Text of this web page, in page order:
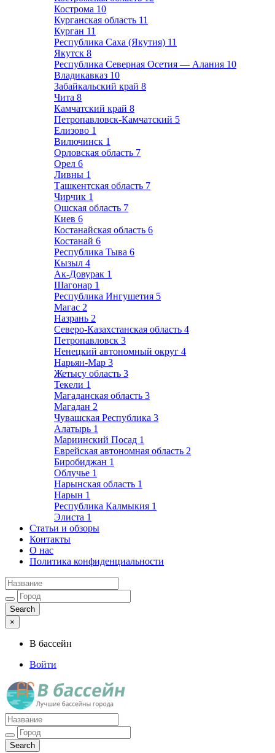
Кострома 10
Курганская область 11
Курган 11
Республика Саха (Якутия) 11
Якутск 8
Республика Северная Осетия — Алания 10
Владикавказ 10
Забайкальский край 8
Чита 8
Камчатский край 8
Петропавловск-Камчатский 5
Елизово 1
Вилючинск 1
Орловская область 7
Орел 6
Ливны 1
Ташкентская область 7
Чирчик 1
Ошская область 7
Киев 6
Костанайская область 6
Костанай 6
Республика Тыва 6
Кызыл 4
Ак-Довурак 1
Шагонар 1
Республика Ингушетия 5
Магас 2
Назрань 2
Северо-Казахстанская область 4
Петропавловск 3
Ненецкий автономный округ 4
Нарьян-Мар 3
Жетысу область 3
Текели 1
Магаданская область 3
Магадан 2
Чувашская Республика 3
Алатырь 1
Мариинский Посад 1
Еврейская автономная область 2
Биробиджан 1
Облучье 1
Нарынская область 1
Нарын 1
Республика Калмыкия 1
Элиста 1
Статьи и обзоры
Контакты
О нас
Политика конфиденциальности
×
В бассейн
Войти
Лучшие бассейны города